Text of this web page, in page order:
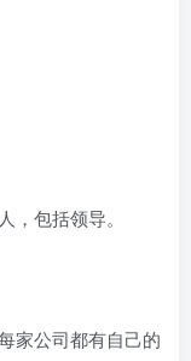
，包括领导。
家公司都有自己的